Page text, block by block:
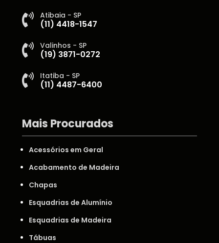
 Atibaia - SP
(11) 4418-1547
 Valinhos - SP
(19) 3871-0272
 Itatiba - SP
(11) 4487-6400
Mais Procurados
Acessórios em Geral
Acabamento de Madeira
Chapas
Esquadrias de Alumínio
Esquadrias de Madeira
Tábuas